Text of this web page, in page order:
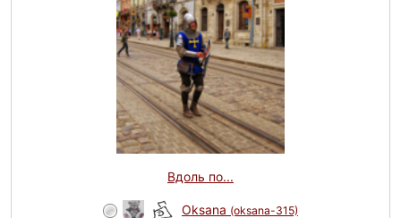
Вдоль по...
Oksana (oksana-315)